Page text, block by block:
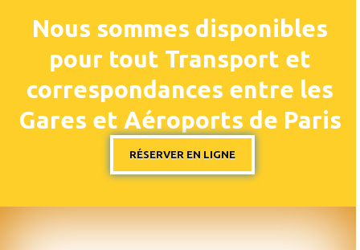
Nous sommes disponibles
pour tout Transport et
correspondances entre les
Gares et Aéroports de Paris
RÉSERVER EN LIGNE